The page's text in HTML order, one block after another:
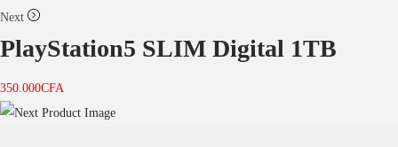
Next
PlayStation5 SLIM Digital 1TB
350.000CFA